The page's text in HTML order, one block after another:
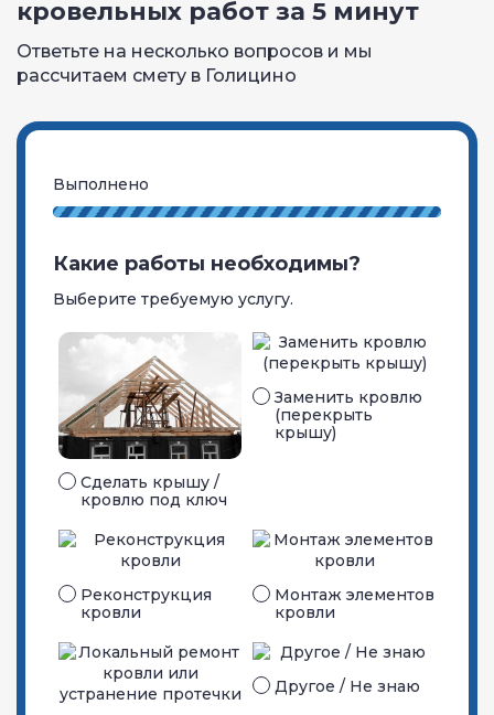
кровельных работ за 5 минут
Ответьте на несколько вопросов и мы
рассчитаем смету в Голицино
Выполнено
Какие работы необходимы?
Выберите требуемую услугу.
Сделать крышу /
кровлю под ключ
Заменить кровлю
(перекрыть
крышу)
Реконструкция
кровли
Монтаж элементов
кровли
Другое / Не знаю